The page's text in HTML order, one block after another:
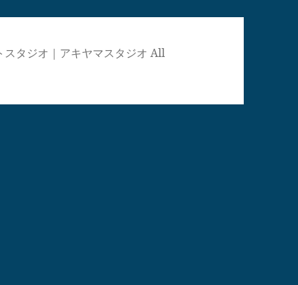
タジオ｜アキヤマスタジオ All